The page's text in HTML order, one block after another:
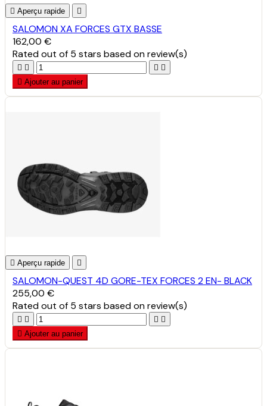
 Aperçu rapide 
SALOMON XA FORCES GTX BASSE
162,00 €
Ratedout of 5 stars based onreview(s)
   
 Ajouter au panier
 Aperçu rapide 
SALOMON-QUEST 4D GORE-TEX FORCES 2 EN- BLACK
255,00 €
Ratedout of 5 stars based onreview(s)
   
 Ajouter au panier